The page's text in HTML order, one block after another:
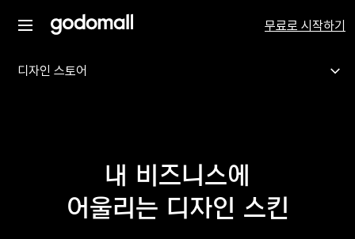
무료로 시작하기
디자인 스토어